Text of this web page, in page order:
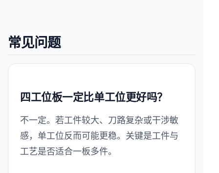
常见问题
四工位板一定比单工位更好吗？
不一定。若工件较大、刀路复杂或干涉敏
感，单工位反而可能更稳。关键是工件与
工艺是否适合一板多件。